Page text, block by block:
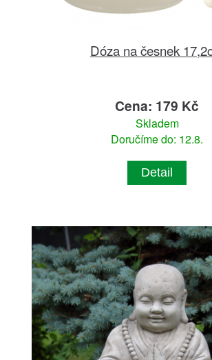
Dóza na česnek
Cena: 179 Kč
Skladem
Doručíme do: 12.8.
Detail